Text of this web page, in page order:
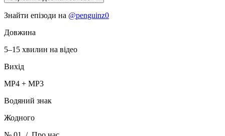
Знайти епізоди на @penguinz0
Довжина
5–15 хвилин на відео
Вихід
MP4 + MP3
Водяний знак
Жодного